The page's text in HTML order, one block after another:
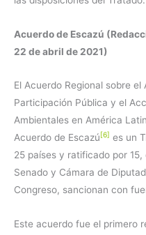
Acuerdo de Escazú
22 de abril de 2021)
El Acuerdo Regional sobre
Participación Pública y el
Ambientales en América
Acuerdo de Escazú [6] es un
25 países y ratificado por
Senado y Cámara de
Congreso, sancionan con
Este acuerdo fue el primero